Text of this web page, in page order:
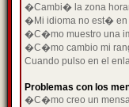
�Cambi� la zona
�Mi idioma no est� en
�C�mo muestro una
�C�mo cambio mi
Cuando pulso en el
Problemas con los
�C�mo creo un